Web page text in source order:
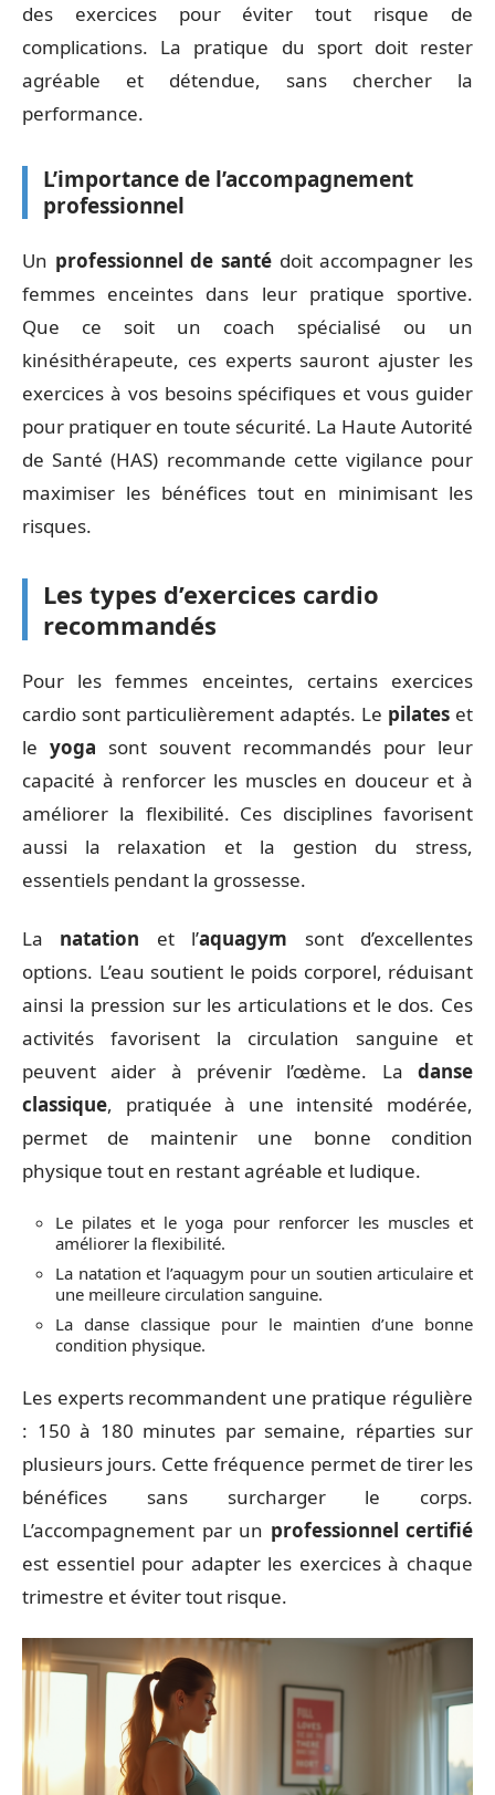
des exercices pour éviter tout risque de
complications. La pratique du sport doit rester
agréable et détendue, sans chercher la
performance.
L’importance de l’accompagnement
professionnel
Un professionnel de santé doit accompagner les
femmes enceintes dans leur pratique sportive.
Que ce soit un coach spécialisé ou un
kinésithérapeute, ces experts sauront ajuster les
exercices à vos besoins spécifiques et vous guider
pour pratiquer en toute sécurité. La Haute Autorité
de Santé (HAS) recommande cette vigilance pour
maximiser les bénéfices tout en minimisant les
risques.
Les types d’exercices cardio
recommandés
Pour les femmes enceintes, certains exercices
cardio sont particulièrement adaptés. Le pilates et
le yoga sont souvent recommandés pour leur
capacité à renforcer les muscles en douceur et à
améliorer la flexibilité. Ces disciplines favorisent
aussi la relaxation et la gestion du stress,
essentiels pendant la grossesse.
La natation et l’aquagym sont d’excellentes
options. L’eau soutient le poids corporel, réduisant
ainsi la pression sur les articulations et le dos. Ces
activités favorisent la circulation sanguine et
peuvent aider à prévenir l’œdème. La danse
classique, pratiquée à une intensité modérée,
permet de maintenir une bonne condition
physique tout en restant agréable et ludique.
Le pilates et le yoga pour renforcer les muscles et
améliorer la flexibilité.
La natation et l’aquagym pour un soutien articulaire et
une meilleure circulation sanguine.
La danse classique pour le maintien d’une bonne
condition physique.
Les experts recommandent une pratique régulière
: 150 à 180 minutes par semaine, réparties sur
plusieurs jours. Cette fréquence permet de tirer les
bénéfices sans surcharger le corps.
L’accompagnement par un professionnel certifié
est essentiel pour adapter les exercices à chaque
trimestre et éviter tout risque.